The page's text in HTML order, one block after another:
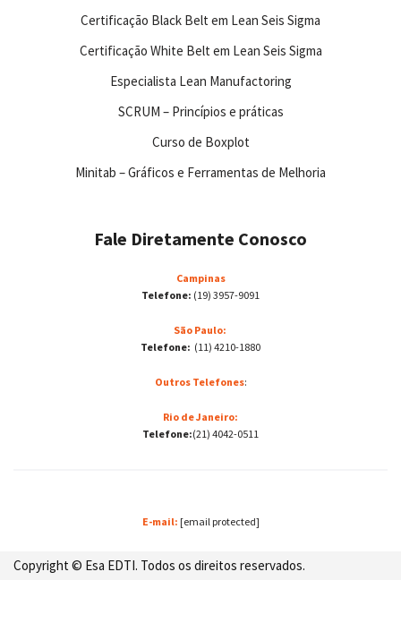
Certificação Black Belt em Lean Seis Sigma
Certificação White Belt em Lean Seis Sigma
Especialista Lean Manufactoring
SCRUM – Princípios e práticas
Curso de Boxplot
Minitab – Gráficos e Ferramentas de Melhoria
Fale Diretamente Conosco
Campinas
Telefone: (19) 3957-9091
São Paulo:
Telefone: (11) 4210-1880
Outros Telefones:
Rio de Janeiro:
Telefone:(21) 4042-0511
E-mail: [email protected]
Copyright © Esa EDTI. Todos os direitos reservados.